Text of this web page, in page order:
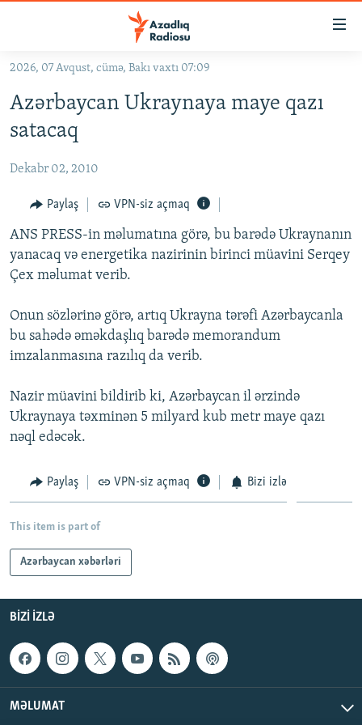
Əsas
qayıt
Əsas
naviqasiyaya
qayıt
KORRUPSIOMETR
#ƏSLINDƏ
FƏRQƏ BAX
QANUNI DOĞRU
ARAŞDIRMA
VIDEO
FOTOQALEREYA
RADIO ARXIV
OXU ZALI
İZ - MƏDƏNIYYƏT PROQRAMI
HAQQIMIZDA
PEŞƏ ETIKASI VƏ JURNALISTIKA STANDARTLARIMIZ
MATERIALLARIMIZDAN ISTIFADƏ
XƏBƏR BÜLLETENLƏRIMIZ
BIZI IZLƏ
2026, 07 Avqust, cümə, Bakı vaxtı 07:09
Azərbaycan Ukraynaya maye qazı
satacaq
Dekabr 02, 2010
Paylaş VPN-siz açmaq
ANS PRESS-in məlumatına görə, bu barədə Ukraynanın
yanacaq və energetika nazirinin birinci müavini Serqey
Çex məlumat verib.
Onun sözlərinə görə, artıq Ukrayna tərəfi Azərbaycanla
bu sahədə əməkdaşlıq barədə memorandum
imzalanmasına razılıq da verib.
Nazir müavini bildirib ki, Azərbaycan il ərzində
Ukraynaya təxminən 5 milyard kub metr maye qazı
nəql edəcək.
Paylaş VPN-siz açmaq Bizi izlə
This item is part of
Azərbaycan xəbərləri
BIZI IZLƏ
MƏLUMAT